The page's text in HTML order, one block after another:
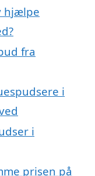
hjælpe
fra
i
i
prisen på